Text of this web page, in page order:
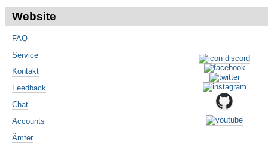
Website
FAQ
Service
Kontakt
Feedback
Chat
Accounts
Ämter